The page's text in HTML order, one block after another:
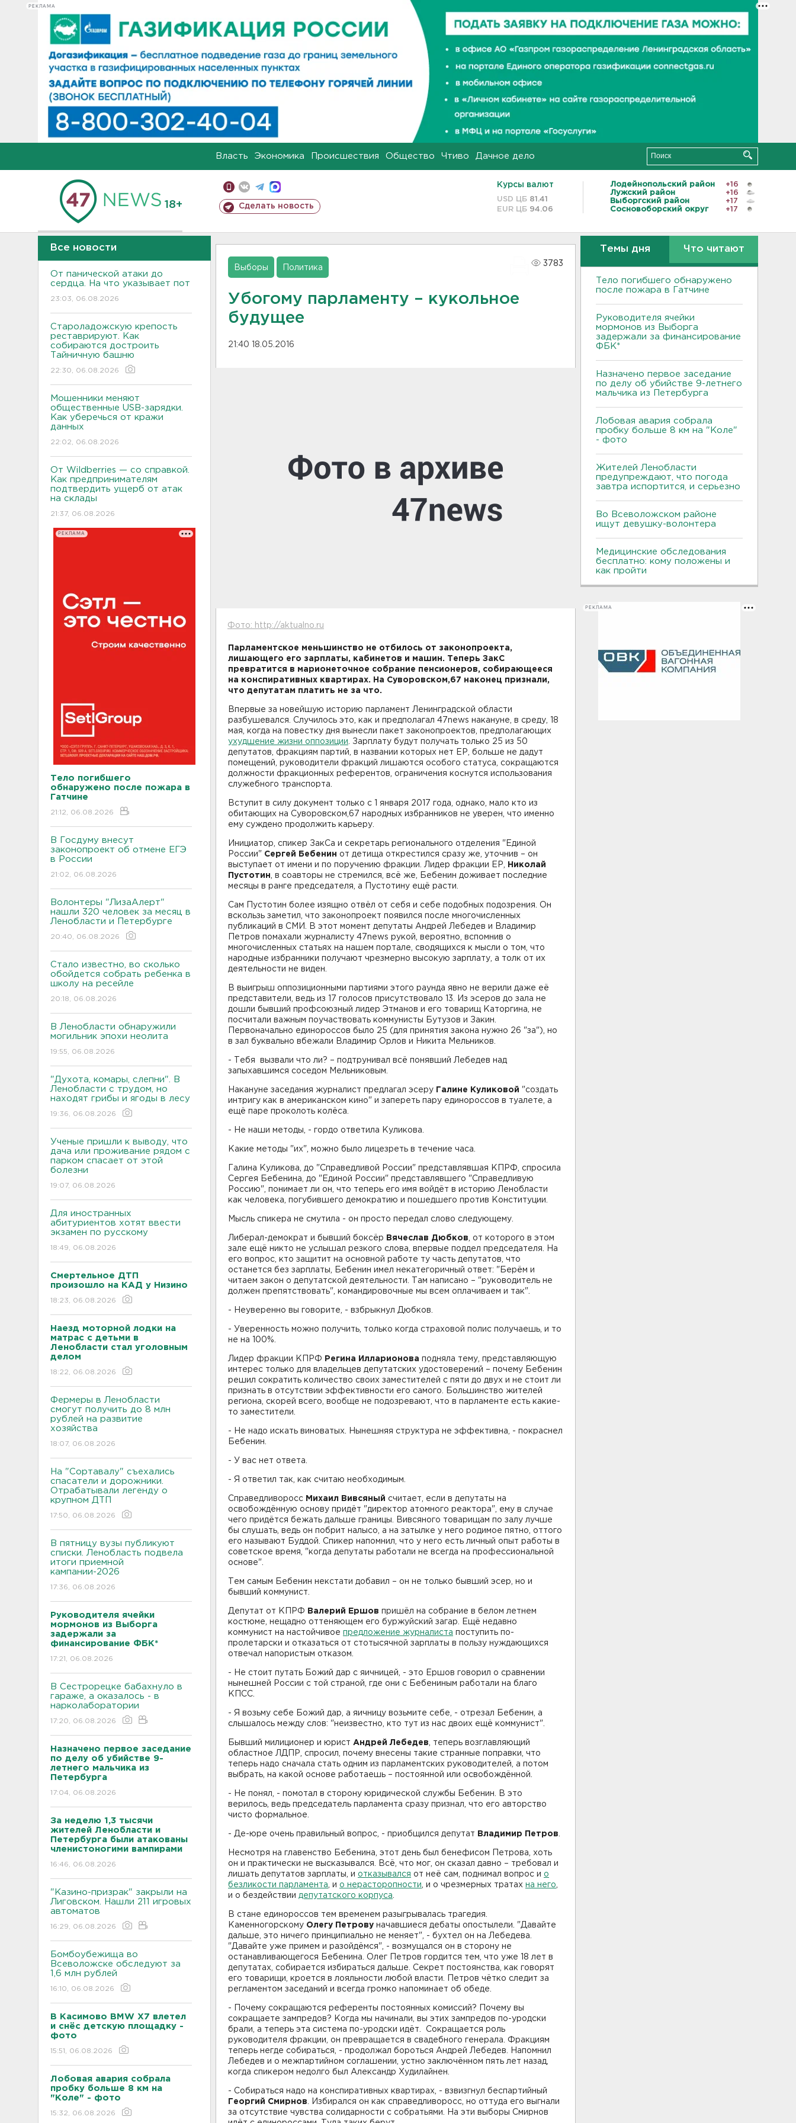
РЕКЛАМА
Власть Экономика Происшествия Общество Чтиво Дачное дело
18+ Сделать новость
Курсы валют
USD ЦБ 81.41
EUR ЦБ 94.06
Лодейнопольский район
+16
Лужский район
+16
Выборгский район
+17
Сосновоборский округ
+17
Все новости
От панической атаки до
сердца. На что указывает пот
23:03, 06.08.2026
Староладожскую крепость
реставрируют. Как
собираются достроить
Тайничную башню
22:30, 06.08.2026
Мошенники меняют
общественные USB-зарядки.
Как уберечься от кражи
данных
22:02, 06.08.2026
От Wildberries — со справкой.
Как предпринимателям
подтвердить ущерб от атак
на склады
21:37, 06.08.2026
РЕКЛАМА
Тело погибшего
обнаружено после пожара в
Гатчине
21:12, 06.08.2026
В Госдуму внесут
законопроект об отмене ЕГЭ
в России
21:02, 06.08.2026
Волонтеры "ЛизаАлерт"
нашли 320 человек за месяц в
Ленобласти и Петербурге
20:40, 06.08.2026
Стало известно, во сколько
обойдется собрать ребенка в
школу на ресейле
20:18, 06.08.2026
В Ленобласти обнаружили
могильник эпохи неолита
19:55, 06.08.2026
"Духота, комары, слепни". В
Ленобласти с трудом, но
находят грибы и ягоды в лесу
19:36, 06.08.2026
Ученые пришли к выводу, что
дача или проживание рядом с
парком спасает от этой
болезни
19:07, 06.08.2026
Для иностранных
абитуриентов хотят ввести
экзамен по русскому
18:49, 06.08.2026
Смертельное ДТП
произошло на КАД у Низино
18:23, 06.08.2026
Наезд моторной лодки на
матрас с детьми в
Ленобласти стал уголовным
делом
18:22, 06.08.2026
Фермеры в Ленобласти
смогут получить до 8 млн
рублей на развитие
хозяйства
18:07, 06.08.2026
На "Сортавалу" съехались
спасатели и дорожники.
Отрабатывали легенду о
крупном ДТП
17:50, 06.08.2026
В пятницу вузы публикуют
списки. Ленобласть подвела
итоги приемной
кампании-2026
17:36, 06.08.2026
Руководителя ячейки
мормонов из Выборга
задержали за
финансирование ФБК*
17:21, 06.08.2026
В Сестрорецке бабахнуло в
гараже, а оказалось - в
нарколаборатории
17:20, 06.08.2026
Назначено первое заседание
по делу об убийстве 9-
летнего мальчика из
Петербурга
17:04, 06.08.2026
За неделю 1,3 тысячи
жителей Ленобласти и
Петербурга были атакованы
членистоногими вампирами
16:46, 06.08.2026
"Казино-призрак" закрыли на
Лиговском. Нашли 211 игровых
автоматов
16:29, 06.08.2026
Бомбоубежища во
Всеволожске обследуют за
1,6 млн рублей
16:10, 06.08.2026
В Касимово BMW X7 влетел
и снёс детскую площадку -
фото
15:51, 06.08.2026
Лобовая авария собрала
пробку больше 8 км на
"Коле" - фото
15:32, 06.08.2026
Выборы Политика
3783
Убогому парламенту – кукольное
будущее
21:40 18.05.2016
Фото: http://aktualno.ru
Парламентское меньшинство не отбилось от законопроекта,
лишающего его зарплаты, кабинетов и машин. Теперь ЗакС
превратится в марионеточное собрание пенсионеров, собирающееся
на конспиративных квартирах. На Суворовском,67 наконец признали,
что депутатам платить не за что.
Впервые за новейшую историю парламент Ленинградской области
разбушевался. Случилось это, как и предполагал 47news накануне, в среду, 18
мая, когда на повестку дня вынесли пакет законопроектов, предполагающих
ухудшение жизни оппозиции . Зарплату будут получать только 25 из 50
депутатов, фракциям партий, в названии которых нет ЕР, больше не дадут
помещений, руководители фракций лишаются особого статуса, сокращаются
должности фракционных референтов, ограничения коснутся использования
служебного транспорта.
Вступит в силу документ только с 1 января 2017 года, однако, мало кто из
обитающих на Суворовском,67 народных избранников не уверен, что именно
ему суждено продолжить карьеру.
Инициатор, спикер ЗакСа и секретарь регионального отделения "Единой
России" Сергей Бебенин от детища открестился сразу же, уточнив – он
выступает от имени и по поручению фракции. Лидер фракции ЕР,
Николай
Пустотин , в соавторы не стремился, всё же, Бебенин доживает последние
месяцы в ранге председателя, а Пустотину ещё расти.
Сам Пустотин более изящно отвёл от себя и себе подобных подозрения. Он
вскользь заметил, что законопроект появился после многочисленных
публикаций в СМИ. В этот момент депутаты Андрей Лебедев и Владимир
Петров помахали журналисту 47news рукой, вероятно, вспомнив о
многочисленных статьях на нашем портале, сводящихся к мысли о том, что
народные избранники получают чрезмерно высокую зарплату, а толк от их
деятельности не виден.
В выигрыш оппозиционными партиями этого раунда явно не верили даже её
представители, ведь из 17 голосов присутствовало 13. Из эсеров до зала не
дошли бывший профсоюзный лидер Этманов и его товарищ Каторгина, не
посчитали важным поучаствовать коммунисты Бутузов и Закин.
Первоначально единороссов было 25 (для принятия закона нужно 26 "за"), но
в зал буквально вбежали Владимир Орлов и Никита Мельников.
- Тебя вызвали что ли? – подтрунивал всё понявший Лебедев над
запыхавшимся соседом Мельниковым.
Накануне заседания журналист предлагал эсеру Галине Куликовой "создать
интригу как в американском кино" и запереть пару единороссов в туалете, а
ещё паре проколоть колёса.
- Не наши методы, - гордо ответила Куликова.
Какие методы "их", можно было лицезреть в течение часа.
Галина Куликова, до "Справедливой России" представлявшая КПРФ, спросила
Сергея Бебенина, до "Единой России" представлявшего "Справедливую
Россию", понимает ли он, что теперь его имя войдёт в историю Ленобласти
как человека, погубившего демократию и пошедшего против Конституции.
Мысль спикера не смутила - он просто передал слово следующему.
Либерал-демократ и бывший боксёр Вячеслав Дюбков , от которого в этом
зале ещё никто не услышал резкого слова, впервые поддел председателя. На
его вопрос, кто защитит на основной работе ту часть депутатов, что
останется без зарплаты, Бебенин имел некатегоричный ответ: "Берём и
читаем закон о депутатской деятельности. Там написано – "руководитель не
должен препятствовать", командировочные мы всем оплачиваем и так".
- Неуверенно вы говорите, - взбрыкнул Дюбков.
- Уверенность можно получить, только когда страховой полис получаешь, и то
не на 100%.
Лидер фракции КПРФ Регина Илларионова подняла тему, представляющую
интерес только для владельцев депутатских удостоверений – почему Бебенин
решил сократить количество своих заместителей с пяти до двух и не стоит ли
признать в отсутствии эффективности его самого. Большинство жителей
региона, скорей всего, вообще не подозревают, что в парламенте есть какие-
то заместители.
- Не надо искать виноватых. Нынешняя структура не эффективна, - покраснел
Бебенин.
- У вас нет ответа.
- Я ответил так, как считаю необходимым.
Справедливоросс Михаил Вивсяный считает, если в депутаты на
освобождённую основу придёт "директор атомного реактора", ему в случае
чего придётся бежать дальше границы. Вивсяного товарищам по залу лучше
бы слушать, ведь он побрит налысо, а на затылке у него родимое пятно, оттого
его называют Буддой. Спикер напомнил, что у него есть личный опыт работы в
советское время, "когда депутаты работали не всегда на профессиональной
основе".
Тем самым Бебенин некстати добавил – он не только бывший эсер, но и
бывший коммунист.
Депутат от КПРФ Валерий Ершов пришёл на собрание в белом летнем
костюме, нещадно оттеняющем его буржуйский загар. Ещё недавно
коммунист на настойчивое предложение журналиста поступить по-
пролетарски и отказаться от стотысячной зарплаты в пользу нуждающихся
отвечал напористым отказом.
- Не стоит путать Божий дар с яичницей, - это Ершов говорил о сравнении
нынешней России с той страной, где они с Бебениным работали на благо
КПСС.
- Я возьму себе Божий дар, а яичницу возьмите себе, - отрезал Бебенин, а
слышалось между слов: "неизвестно, кто тут из нас двоих ещё коммунист".
Бывший милиционер и юрист Андрей Лебедев , теперь возглавляющий
областное ЛДПР, спросил, почему внесены такие странные поправки, что
теперь надо сначала стать одним из парламентских руководителей, а потом
выбрать, на какой основе работаешь – постоянной или освобождённой.
- Не понял, - помотал в сторону юридической службы Бебенин. В это
верилось, ведь председатель парламента сразу признал, что его авторство
чисто формальное.
- Де-юре очень правильный вопрос, - приобщился депутат Владимир Петров
Несмотря на главенство Бебенина, этот день был бенефисом Петрова, хоть
он и практически не высказывался. Всё, что мог, он сказал давно – требовал и
лишать депутатов зарплаты, и отказывался от неё сам, поднимал вопрос и о
безликости парламента , и о нерасторопности , и о чрезмерных тратах на него
и о бездействии депутатского корпуса
В стане единороссов тем временем разыгрывалась трагедия.
Каменногорскому Олегу Петрову начавшиеся дебаты опостылели. "Давайте
дальше, это ничего принципиально не меняет", - бухтел он на Лебедева.
"Давайте уже примем и разойдёмся", - возмущался он в сторону не
останавливающегося Бебенина. Олег Петров гордится тем, что уже 18 лет в
депутатах, собирается избираться дальше. Секрет постоянства, как говорят
его товарищи, кроется в лояльности любой власти. Петров чётко следит за
регламентом заседаний и всегда громко напоминает об обеде.
- Почему сокращаются референты постоянных комиссий? Почему вы
сокращаете зампредов? Когда мы начинали, вы этих зампредов по-уродски
брали, а теперь эта система по-уродски идёт. Сокращается роль
руководителя фракции, он превращается в свадебного генерала. Фракциям
теперь негде собираться, - продолжал бороться Андрей Лебедев. Напомнил
Лебедев и о межпартийном соглашении, устно заключённом пять лет назад,
когда спикером недолго был Александр Худилайнен.
- Собираться надо на конспиративных квартирах, - взвизгнул беспартийный
Георгий Смирнов . Избирался он как справедливоросс, но оттуда его выгнали
за отсутствие чувства солидарности с собратьями. На эти выборы Смирнов
Темы дня Что читают
Тело погибшего обнаружено
после пожара в Гатчине
Руководителя ячейки
мормонов из Выборга
задержали за финансирование
ФБК*
Назначено первое заседание
по делу об убийстве 9-летнего
мальчика из Петербурга
Лобовая авария собрала
пробку больше 8 км на "Коле"
- фото
Жителей Ленобласти
предупреждают, что погода
завтра испортится, и серьезно
Во Всеволожском районе
ищут девушку-волонтера
Медицинские обследования
бесплатно: кому положены и
как пройти
РЕКЛАМА